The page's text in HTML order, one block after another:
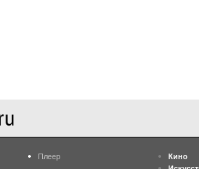
Плеер
Кино